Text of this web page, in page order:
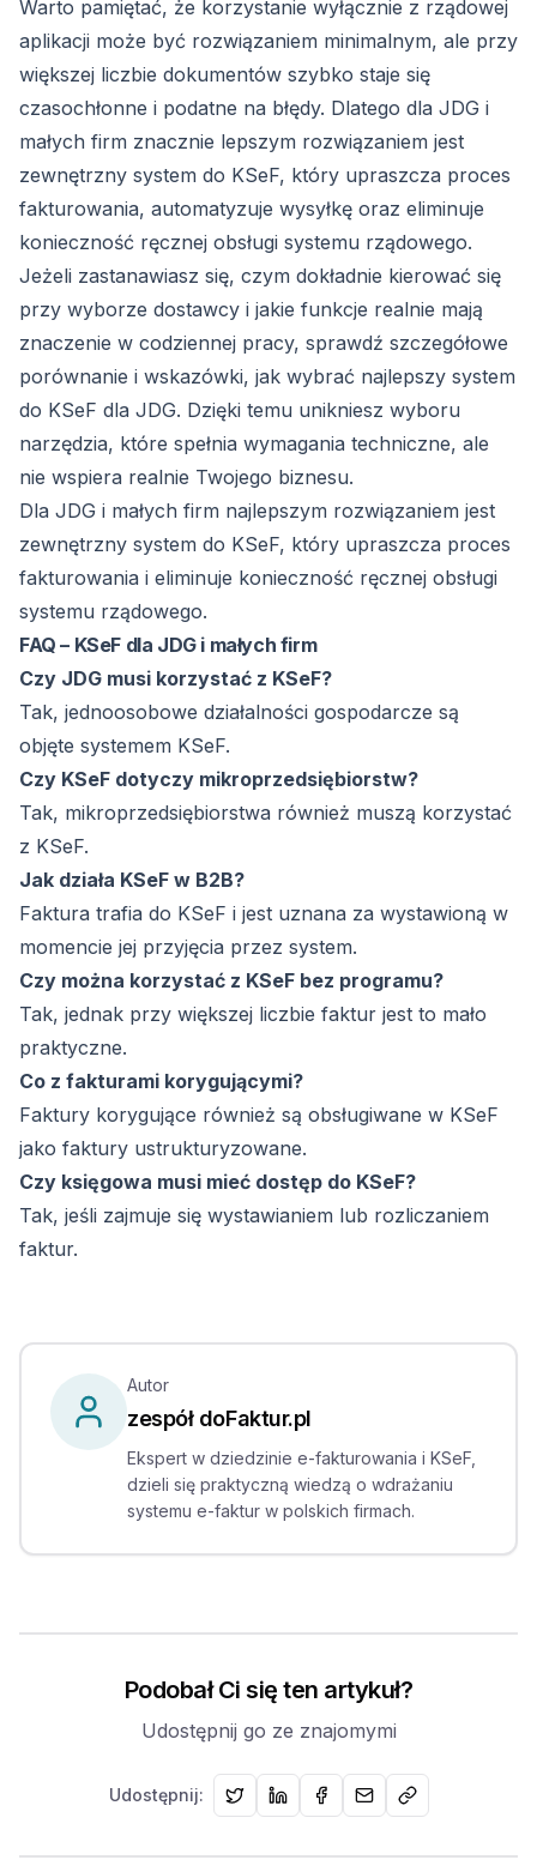
Warto pamiętać, że korzystanie wyłącznie z rządowej
aplikacji może być rozwiązaniem minimalnym, ale przy
większej liczbie dokumentów szybko staje się
czasochłonne i podatne na błędy. Dlatego dla JDG i
małych firm znacznie lepszym rozwiązaniem jest
zewnętrzny system do KSeF, który upraszcza proces
fakturowania, automatyzuje wysyłkę oraz eliminuje
konieczność ręcznej obsługi systemu rządowego.
Jeżeli zastanawiasz się, czym dokładnie kierować się
przy wyborze dostawcy i jakie funkcje realnie mają
znaczenie w codziennej pracy, sprawdź szczegółowe
porównanie i wskazówki, jak wybrać najlepszy system
do KSeF dla JDG. Dzięki temu unikniesz wyboru
narzędzia, które spełnia wymagania techniczne, ale
nie wspiera realnie Twojego biznesu.
Dla JDG i małych firm najlepszym rozwiązaniem jest
zewnętrzny system do KSeF, który upraszcza proces
fakturowania i eliminuje konieczność ręcznej obsługi
systemu rządowego.
FAQ – KSeF dla JDG i małych firm
Czy JDG musi korzystać z KSeF?
Tak, jednoosobowe działalności gospodarcze są
objęte systemem KSeF.
Czy KSeF dotyczy mikroprzedsiębiorstw?
Tak, mikroprzedsiębiorstwa również muszą korzystać
z KSeF.
Jak działa KSeF w B2B?
Faktura trafia do KSeF i jest uznana za wystawioną w
momencie jej przyjęcia przez system.
Czy można korzystać z KSeF bez programu?
Tak, jednak przy większej liczbie faktur jest to mało
praktyczne.
Co z fakturami korygującymi?
Faktury korygujące również są obsługiwane w KSeF
jako faktury ustrukturyzowane.
Czy księgowa musi mieć dostęp do KSeF?
Tak, jeśli zajmuje się wystawianiem lub rozliczaniem
faktur.
Autor
zespół doFaktur.pl
Ekspert w dziedzinie e-fakturowania i KSeF,
dzieli się praktyczną wiedzą o wdrażaniu
systemu e-faktur w polskich firmach.
Podobał Ci się ten artykuł?
Udostępnij go ze znajomymi
Udostępnij: